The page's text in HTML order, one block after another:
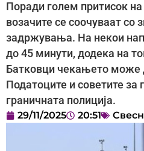
Поради голем притисок
возачите се соочуваат со
задржувања. На некои
до 45 минути, додека на
Батковци чекањето може
Податоците и советите
граничната полиција.
29/11/2025 20:51